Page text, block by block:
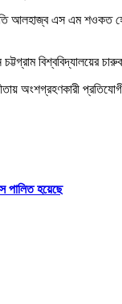
আলহাজ্ব এস এম শওকত
বিশ্ববিদ্যালয়ের
অংশগ্রহণকারী
পালিত হয়েছে